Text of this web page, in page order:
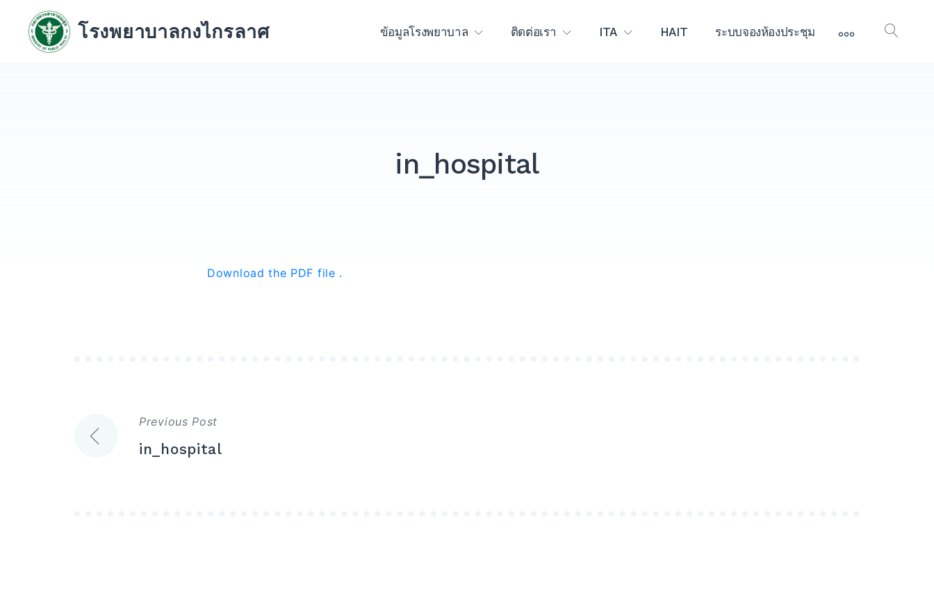
content
โรงพยาบาลกงไกรลาศ ข้อมูลโรงพยาบาล ติดต่อเรา ITA HAIT ระบบจองห้องประชุม More
in_hospital
Download the PDF file .
แนะแนว
เรื่อง
Previous Post
in_hospital